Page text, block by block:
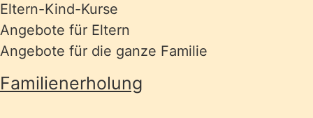
Eltern-Kind-Kurse
Angebote für Eltern
Angebote für die ganze Familie
Familienerholung